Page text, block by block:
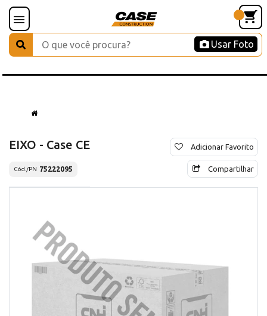
Usar Foto
EIXO - Case CE
Cód./PN 75222095
Adicionar Favorito
Compartilhar